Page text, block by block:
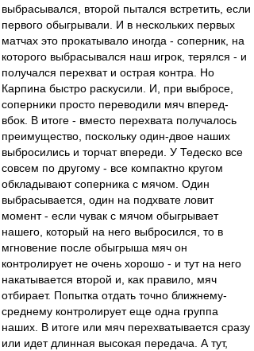
выбрасывался, второй пытался встретить, если
первого обыгрывали. И в нескольких первых
матчах это прокатывало иногда - соперник, на
которого выбрасывался наш игрок, терялся - и
получался перехват и острая контра. Но
Карпина быстро раскусили. И, при выбросе,
соперники просто переводили мяч вперед-
вбок. В итоге - вместо перехвата получалось
преимущество, поскольку один-двое наших
выбросились и торчат впереди. У Тедеско все
совсем по другому - все компактно кругом
обкладывают соперника с мячом. Один
выбрасывается, один на подхвате ловит
момент - если чувак с мячом обыгрывает
нашего, который на него выбросился, то в
мгновение после обыгрыша мяч он
контролирует не очень хорошо - и тут на него
накатывается второй и, как правило, мяч
отбирает. Попытка отдать точно ближнему-
среднему контролирует еще одна группа
наших. В итоге или мяч перехватывается сразу
или идет длинная высокая передача. А тут,